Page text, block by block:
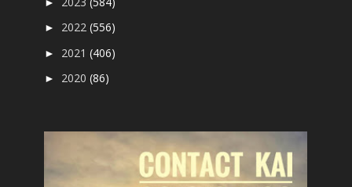
► 2022(556)
► 2021(406)
► 2020(86)